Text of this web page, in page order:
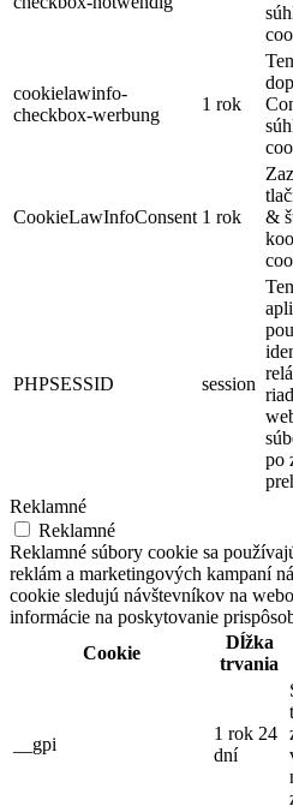
cookielawinfo-
checkbox-werbung
1 rok
CookieLawInfoConsent 1 rok
&
PHPSESSID session
po
Reklamné
Reklamné
Reklamné súbory cookie sa
reklám a marketingových kampaní
cookie sledujú návštevníkov na
informácie na poskytovanie
Cookie
Dĺžka
trvania
__gpi
1 rok 24
dní